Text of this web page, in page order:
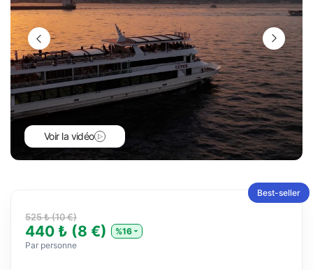
Voir la vidéo
Best-seller
525 ₺ (10 €)
440 ₺ (8 €)
%16
Par personne